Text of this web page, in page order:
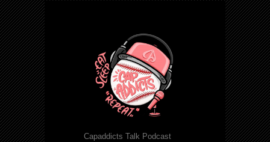
Capaddicts Talk Podcast